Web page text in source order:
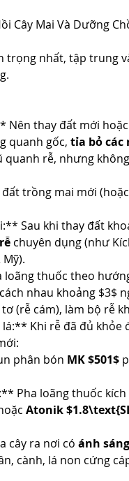
Cây Mai Và Dưỡng
trọng nhất, tập trung
Nên thay đất mới
quanh gốc, tỉa bỏ các
quanh rễ, nhưng
trồng mai mới
Sau khi thay đất
chuyên dụng (như
thuốc theo
nhau khoảng $3$
(rễ cám), làm bộ rễ
Khi rễ đã đủ khỏe
phân bón MK $501$
Pha loãng thuốc
Atonik
cây ra nơi có ánh
cành, lá non cứng